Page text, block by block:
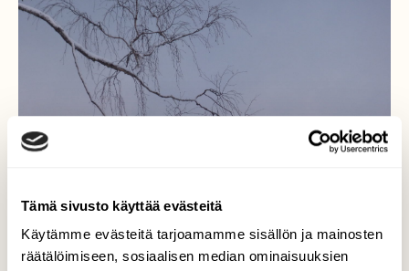
Tämä sivusto käyttää evästeitä
Käytämme evästeitä tarjoamamme sisällön ja mainosten
räätälöimiseen, sosiaalisen median ominaisuuksien